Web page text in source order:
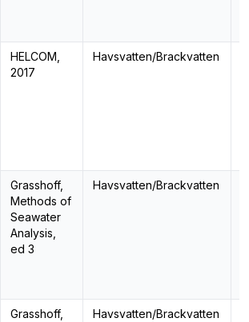
HELCOM,
2017
Havsvatten/Brackvatten
Grasshoff,
Methods of
Seawater
Analysis,
ed 3
Havsvatten/Brackvatten
Grasshoff,
Havsvatten/Brackvatten